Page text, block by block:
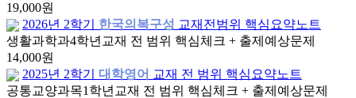
19,000원
2026년 2학기
한국의복구성 교재전범위 핵심요약노트
생활과학과4학년 교재 전 범위 핵심체크 + 출제예상문제
14,000원
2025년 2학기
대학영어 교재 전 범위 핵심요약노트
공통교양과목1학년 교재 전 범위 핵심체크 + 출제예상문제